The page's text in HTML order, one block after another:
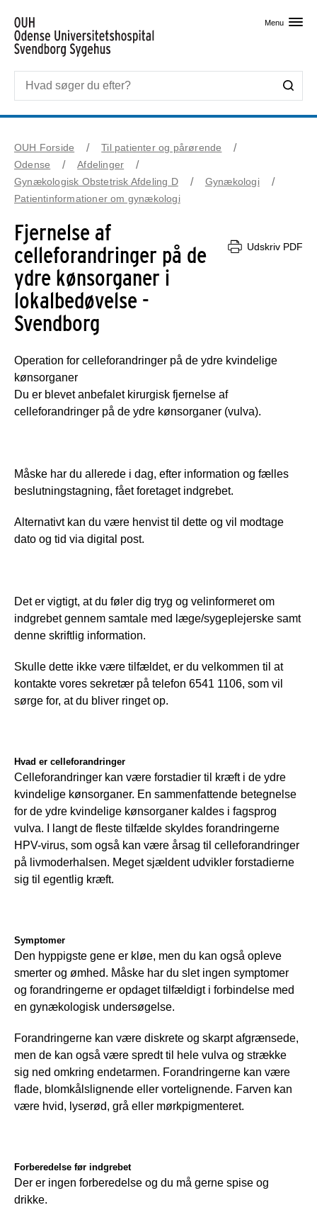
Menu
OUH Forside
Til patienter og pårørende
Odense
Afdelinger
Gynækologisk Obstetrisk Afdeling D
Gynækologi
Patientinformationer om gynækologi
Fjernelse af
celleforandringer på de
ydre kønsorganer i
lokalbedøvelse -
Svendborg
Udskriv PDF
Operation for celleforandringer på de ydre kvindelige
kønsorganer
Du er blevet anbefalet kirurgisk fjernelse af
celleforandringer på de ydre kønsorganer (vulva).
Måske har du allerede i dag, efter information og fælles
beslutningstagning, fået foretaget indgrebet.
Alternativt kan du være henvist til dette og vil modtage
dato og tid via digital post.
Det er vigtigt, at du føler dig tryg og velinformeret om
indgrebet gennem samtale med læge/sygeplejerske samt
denne skriftlig information.
Skulle dette ikke være tilfældet, er du velkommen til at
kontakte vores sekretær på telefon 6541 1106, som vil
sørge for, at du bliver ringet op.
Hvad er celleforandringer
Celleforandringer kan være forstadier til kræft i de ydre
kvindelige kønsorganer. En sammenfattende betegnelse
for de ydre kvindelige kønsorganer kaldes i fagsprog
vulva. I langt de fleste tilfælde skyldes forandringerne
HPV-virus, som også kan være årsag til celleforandringer
på livmoderhalsen. Meget sjældent udvikler forstadierne
sig til egentlig kræft.
Symptomer
Den hyppigste gene er kløe, men du kan også opleve
smerter og ømhed. Måske har du slet ingen symptomer
og forandringerne er opdaget tilfældigt i forbindelse med
en gynækologisk undersøgelse.
Forandringerne kan være diskrete og skarpt afgrænsede,
men de kan også være spredt til hele vulva og strække
sig ned omkring endetarmen. Forandringerne kan være
flade, blomkålslignende eller vortelignende. Farven kan
være hvid, lyserød, grå eller mørkpigmenteret.
Forberedelse før indgrebet
Der er ingen forberedelse og du må gerne spise og
drikke.